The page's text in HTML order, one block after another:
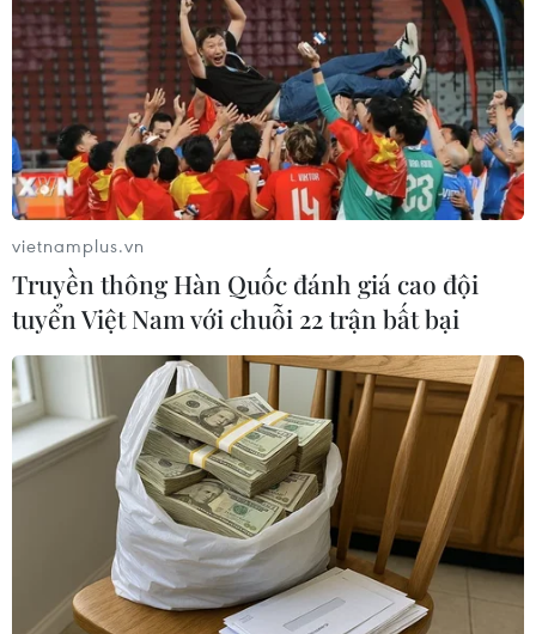
xưởng trong năm 2016 lên 24 tỷ USD.
Vượt mặt Apple, Samsung mở rộng thị
trường sang quốc đảo Caribe
07/11/2016 07:48
Samsung sẽ mở một cửa hàng tại thủ đô La Habana
của Cuba nhằm quảng bá các sản phẩm điện tử của
vietnamplus.vn
Truyền thông Hàn Quốc đánh giá cao đội
tuyển Việt Nam với chuỗi 22 trận bất bại